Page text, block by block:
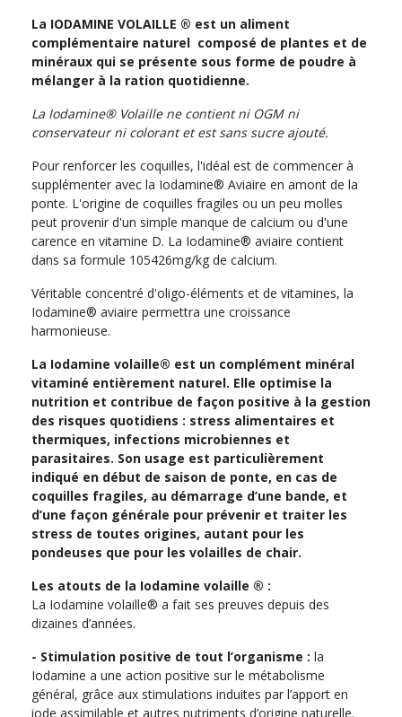
La IODAMINE VOLAILLE ® est un aliment
complémentaire naturel composé de plantes et de
minéraux qui se présente sous forme de poudre à
mélanger à la ration quotidienne.
La Iodamine® Volaille ne contient ni OGM ni
conservateur ni colorant et est sans sucre ajouté.
Pour renforcer les coquilles, l'idéal est de commencer à
supplémenter avec la Iodamine® Aviaire en amont de la
ponte. L'origine de coquilles fragiles ou un peu molles
peut provenir d'un simple manque de calcium ou d'une
carence en vitamine D. La Iodamine® aviaire contient
dans sa formule 105426mg/kg de calcium.
Véritable concentré d'oligo-éléments et de vitamines, la
Iodamine® aviaire permettra une croissance
harmonieuse.
La Iodamine volaille® est un complément minéral
vitaminé entièrement naturel. Elle optimise la
nutrition et contribue de façon positive à la gestion
des risques quotidiens : stress alimentaires et
thermiques, infections microbiennes et
parasitaires. Son usage est particulièrement
indiqué en début de saison de ponte, en cas de
coquilles fragiles, au démarrage d’une bande, et
d’une façon générale pour prévenir et traiter les
stress de toutes origines, autant pour les
pondeuses que pour les volailles de chair.
Les atouts de la Iodamine volaille ® :
La Iodamine volaille® a fait ses preuves depuis des
dizaines d’années.
- Stimulation positive de tout l’organisme : la
Iodamine a une action positive sur le métabolisme
général, grâce aux stimulations induites par l’apport en
iode assimilable et autres nutriments d’origine naturelle.